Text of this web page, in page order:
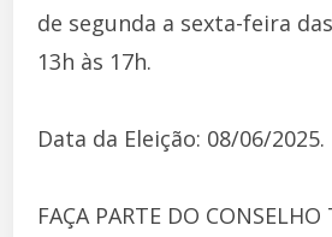
de segunda a sexta-feira
13h às 17h.
Data da Eleição: 08/06/2025.
FAÇA PARTE DO CONSELHO